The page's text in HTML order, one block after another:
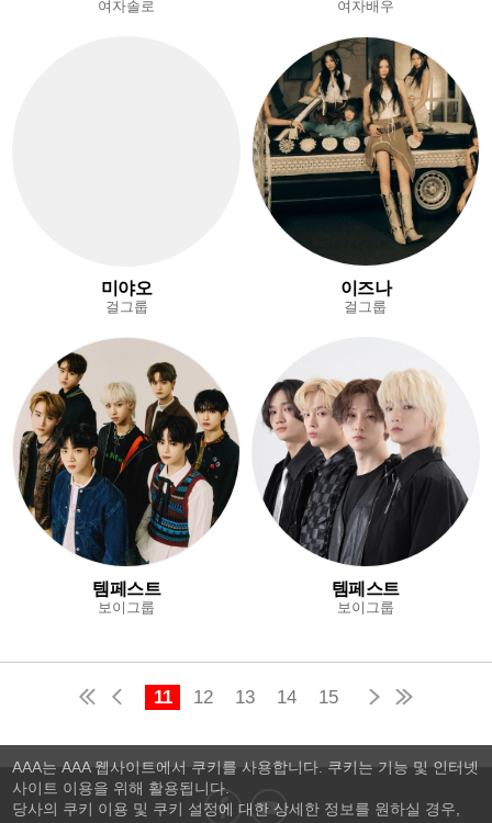
여자솔로 여자배우
미야오
걸그룹
이즈나
걸그룹
템페스트
보이그룹
템페스트
보이그룹
11 12 13 14 15
AAA는 AAA 웹사이트에서 쿠키를 사용합니다. 쿠키는 기능 및 인터넷
사이트 이용을 위해 활용됩니다.
당사의 쿠키 이용 및 쿠키 설정에 대한 상세한 정보를 원하실 경우,